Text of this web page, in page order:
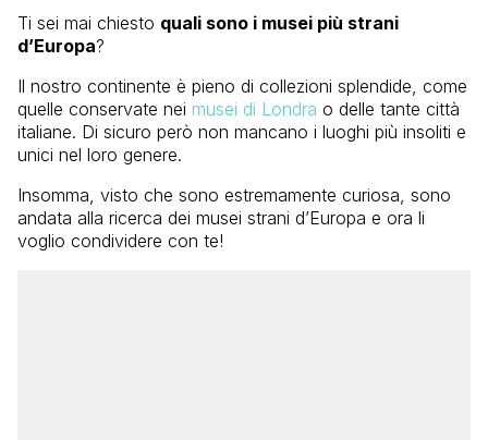
Ti sei mai chiesto quali sono i musei più strani
d’Europa?
Il nostro continente è pieno di collezioni splendide, come
quelle conservate nei musei di Londra o delle tante città
italiane. Di sicuro però non mancano i luoghi più insoliti e
unici nel loro genere.
Insomma, visto che sono estremamente curiosa, sono
andata alla ricerca dei musei strani d’Europa e ora li
voglio condividere con te!